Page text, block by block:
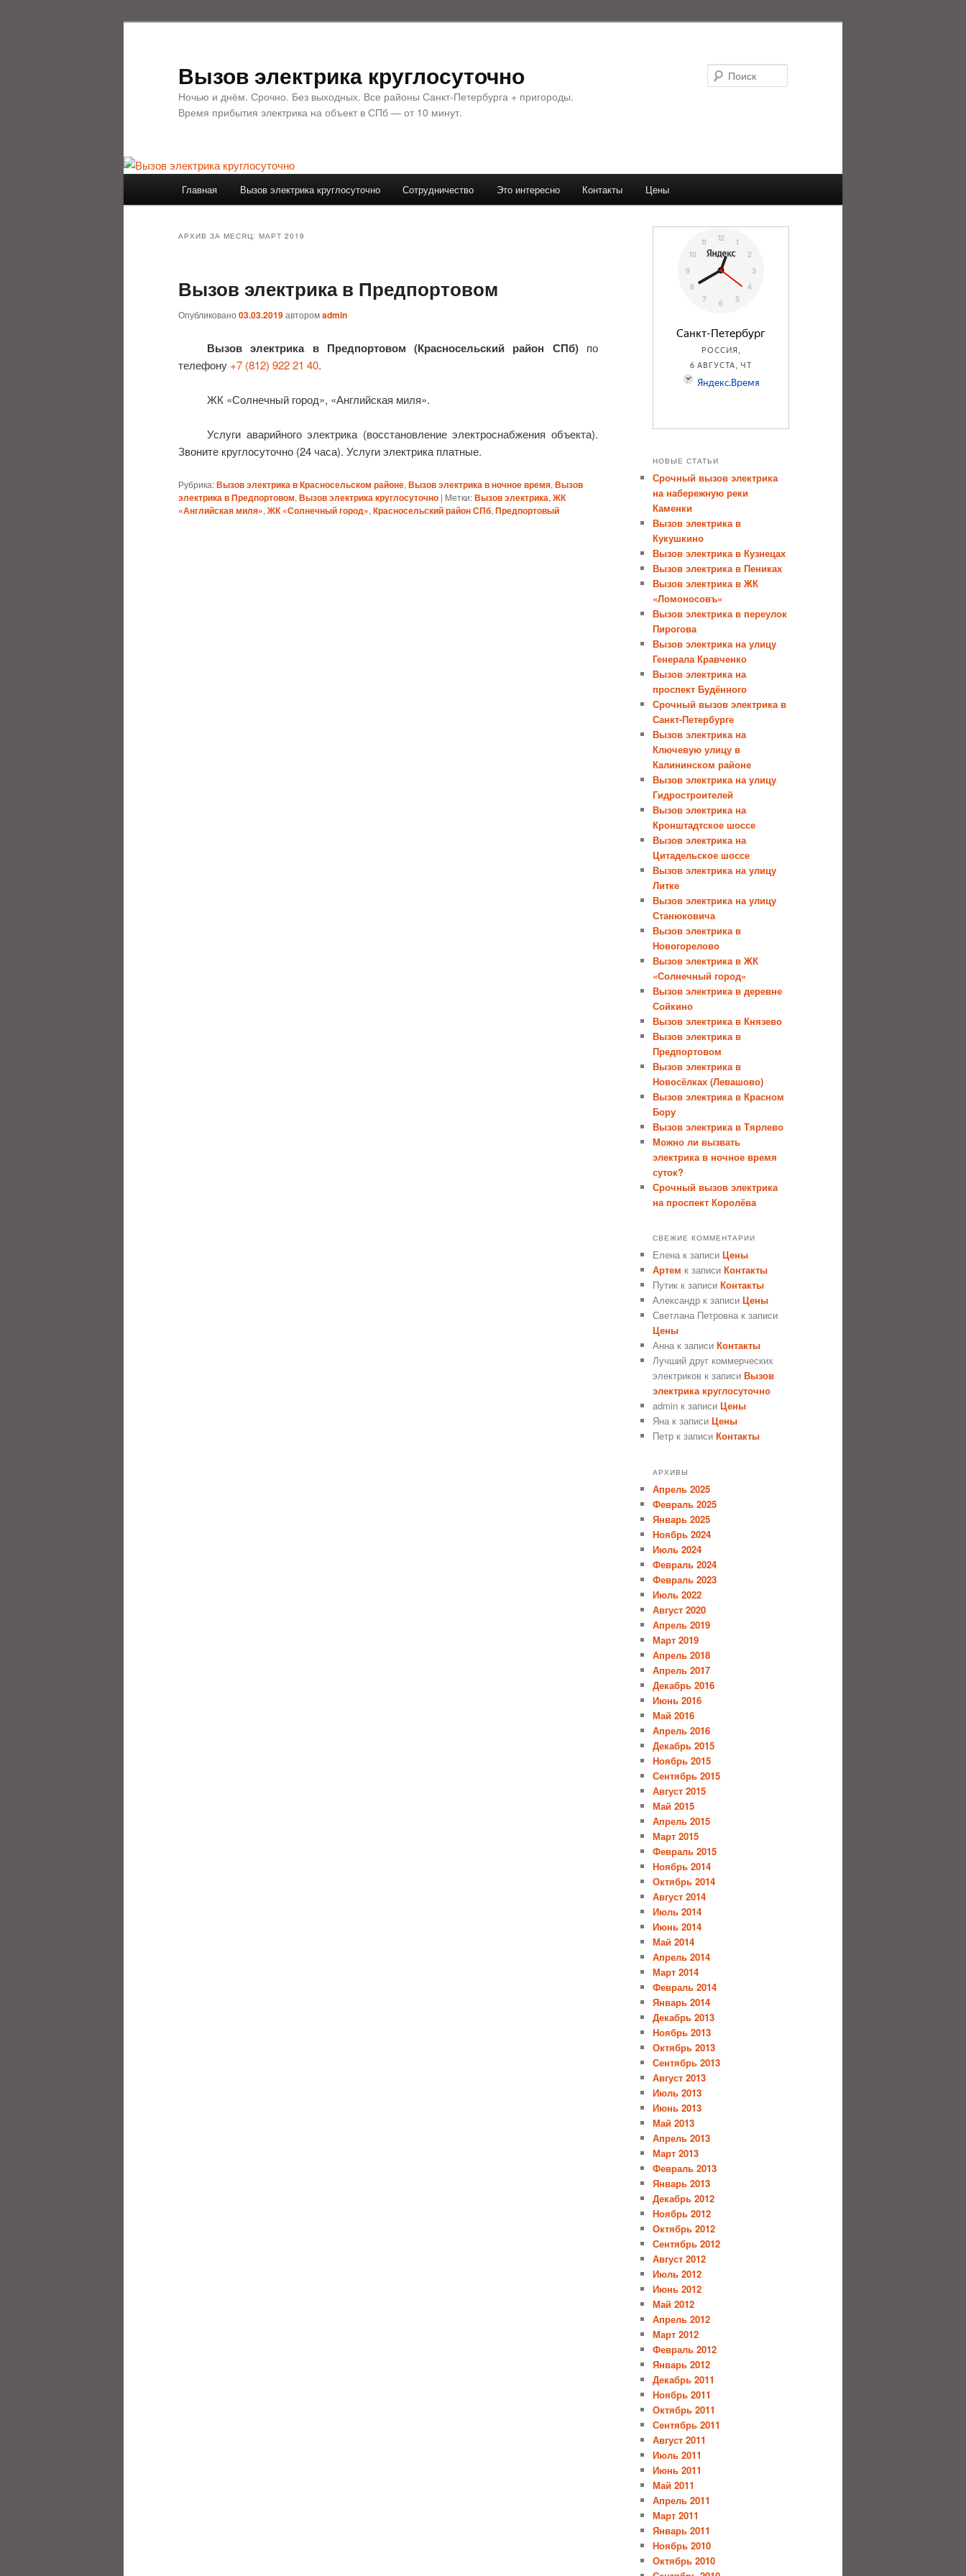
Вызов электрика круглосуточно
Ночью и днём. Срочно. Без выходных. Все районы Санкт-Петербурга + пригороды.
Время прибытия электрика на объект в СПб — от 10 минут.
Главная Вызов электрика круглосуточно Сотрудничество Это интересно Контакты Цены
АРХИВ ЗА МЕСЯЦ: МАРТ 2019
Вызов электрика в Предпортовом
Опубликовано 03.03.2019авторомadmin
Вызов электрика в Предпортовом (Красносельский район СПб)по
телефону +7 (812) 922 21 40.
ЖК «Солнечный город», «Английская миля».
Услуги аварийного электрика (восстановление электроснабжения объекта).
Звоните круглосуточно (24 часа). Услуги электрика платные.
Рубрика:Вызов электрика в Красносельском районе, Вызов электрика в ночное время, Вызов
электрика в Предпортовом, Вызов электрика круглосуточно | Метки:Вызов электрика, ЖК
«Английская миля», ЖК «Солнечный город», Красносельский район СПб, Предпортовый
НОВЫЕ СТАТЬИ
Срочный вызов электрика
на набережную реки
Каменки
Вызов электрика в
Кукушкино
Вызов электрика в Кузнецах
Вызов электрика в Пениках
Вызов электрика в ЖК
«Ломоносовъ»
Вызов электрика в переулок
Пирогова
Вызов электрика на улицу
Генерала Кравченко
Вызов электрика на
проспект Будённого
Срочный вызов электрика в
Санкт-Петербурге
Вызов электрика на
Ключевую улицу в
Калининском районе
Вызов электрика на улицу
Гидростроителей
Вызов электрика на
Кронштадтское шоссе
Вызов электрика на
Цитадельское шоссе
Вызов электрика на улицу
Литке
Вызов электрика на улицу
Станюковича
Вызов электрика в
Новогорелово
Вызов электрика в ЖК
«Солнечный город»
Вызов электрика в деревне
Сойкино
Вызов электрика в Князево
Вызов электрика в
Предпортовом
Вызов электрика в
Новосёлках (Левашово)
Вызов электрика в Красном
Бору
Вызов электрика в Тярлево
Можно ли вызвать
электрика в ночное время
суток?
Срочный вызов электрика
на проспект Королёва
СВЕЖИЕ КОММЕНТАРИИ
Елена к записи Цены
Артем к записи Контакты
Путик к записи Контакты
Александр к записи Цены
Светлана Петровна к записи
Цены
Анна к записи Контакты
Лучший друг коммерческих
электриков к записи Вызов
электрика круглосуточно
admin к записи Цены
Яна к записи Цены
Петр к записи Контакты
АРХИВЫ
Апрель 2025
Февраль 2025
Январь 2025
Ноябрь 2024
Июль 2024
Февраль 2024
Февраль 2023
Июль 2022
Август 2020
Апрель 2019
Март 2019
Апрель 2018
Апрель 2017
Декабрь 2016
Июнь 2016
Май 2016
Апрель 2016
Декабрь 2015
Ноябрь 2015
Сентябрь 2015
Август 2015
Май 2015
Апрель 2015
Март 2015
Февраль 2015
Ноябрь 2014
Октябрь 2014
Август 2014
Июль 2014
Июнь 2014
Май 2014
Апрель 2014
Март 2014
Февраль 2014
Январь 2014
Декабрь 2013
Ноябрь 2013
Октябрь 2013
Сентябрь 2013
Август 2013
Июль 2013
Июнь 2013
Май 2013
Апрель 2013
Март 2013
Февраль 2013
Январь 2013
Декабрь 2012
Ноябрь 2012
Октябрь 2012
Сентябрь 2012
Август 2012
Июль 2012
Июнь 2012
Май 2012
Апрель 2012
Март 2012
Февраль 2012
Январь 2012
Декабрь 2011
Ноябрь 2011
Октябрь 2011
Сентябрь 2011
Август 2011
Июль 2011
Июнь 2011
Май 2011
Апрель 2011
Март 2011
Январь 2011
Ноябрь 2010
Октябрь 2010